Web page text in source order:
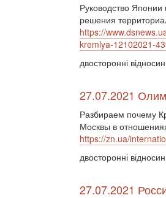
Руководство
решения
https://
kremlya-12102021-
двосторонні
27.07.2021
Разбираем почему
Москвы в
https://zn.ua/
двосторонні
27.07.2021